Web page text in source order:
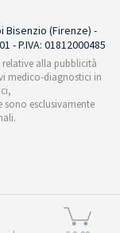
Bisenzio (Firenze) -
- P.IVA: 01812000485
relative alla pubblicità
medico-diagnostici in
esclusivamente